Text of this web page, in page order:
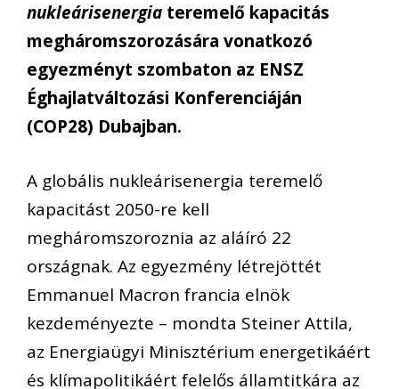
nukleárisenergia teremelő kapacitás
megháromszorozására vonatkozó
egyezményt szombaton az ENSZ
Éghajlatváltozási Konferenciáján
(COP28) Dubajban.
A globális nukleárisenergia teremelő
kapacitást 2050-re kell
megháromszoroznia az aláíró 22
országnak. Az egyezmény létrejöttét
Emmanuel Macron francia elnök
kezdeményezte – mondta Steiner Attila,
az Energiaügyi Minisztérium energetikáért
és klímapolitikáért felelős államtitkára az